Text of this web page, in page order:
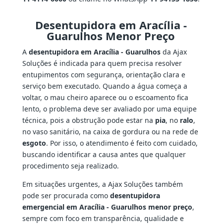
Desentupidora em Aracília -
Guarulhos Menor Preço
A desentupidora em Aracília - Guarulhosda Ajax
Soluções é indicada para quem precisa resolver
entupimentos com segurança, orientação clara e
serviço bem executado. Quando a água começa a
voltar, o mau cheiro aparece ou o escoamento fica
lento, o problema deve ser avaliado por uma equipe
técnica, pois a obstrução pode estar na pia, no ralo,
no vaso sanitário, na caixa de gordura ou na rede de
esgoto. Por isso, o atendimento é feito com cuidado,
buscando identificar a causa antes que qualquer
procedimento seja realizado.
Em situações urgentes, a Ajax Soluções também
pode ser procurada como desentupidora
emergencial em Aracília - Guarulhos menor preço,
sempre com foco em transparência, qualidade e